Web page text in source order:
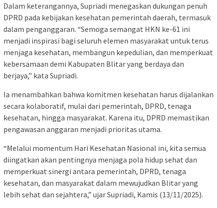
Dalam keterangannya, Supriadi menegaskan dukungan penuh
DPRD pada kebijakan kesehatan pemerintah daerah, termasuk
dalam penganggaran. “Semoga semangat HKN ke-61 ini
menjadi inspirasi bagi seluruh elemen masyarakat untuk terus
menjaga kesehatan, membangun kepedulian, dan memperkuat
kebersamaan demi Kabupaten Blitar yang berdaya dan
berjaya,” kata Supriadi.
Ia menambahkan bahwa komitmen kesehatan harus dijalankan
secara kolaboratif, mulai dari pemerintah, DPRD, tenaga
kesehatan, hingga masyarakat. Karena itu, DPRD memastikan
pengawasan anggaran menjadi prioritas utama.
“Melalui momentum Hari Kesehatan Nasional ini, kita semua
diingatkan akan pentingnya menjaga pola hidup sehat dan
memperkuat sinergi antara pemerintah, DPRD, tenaga
kesehatan, dan masyarakat dalam mewujudkan Blitar yang
lebih sehat dan sejahtera,” ujar Supriadi, Kamis (13/11/2025).